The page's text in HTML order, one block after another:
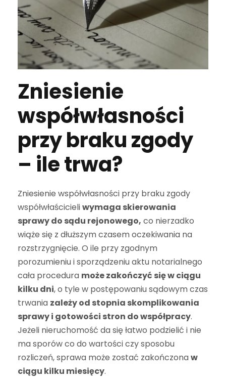
Zniesienie
współwłasności
przy braku zgody
– ile trwa?
Zniesienie współwłasności przy braku zgody
współwłaścicieliwymaga skierowania
sprawy do sądu rejonowego, co nierzadko
wiąże się z dłuższym czasem oczekiwania na
rozstrzygnięcie. O ile przy zgodnym
porozumieniu i sporządzeniu aktu notarialnego
cała procedura może zakończyć się w ciągu
kilku dni, o tyle w postępowaniu sądowym czas
trwania zależy od stopnia skomplikowania
sprawy i gotowości stron do współpracy.
Jeżeli nieruchomość da się łatwo podzielić i nie
ma sporów co do wartości czy sposobu
rozliczeń, sprawa może zostać zakończonaw
ciągu kilku miesięcy.